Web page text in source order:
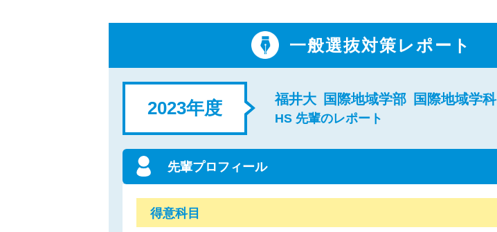
一般選抜対策レポート
2023年度 福井大 国際地域学部 国際地域学科
HS 先輩のレポート
先輩プロフィール
得意科目